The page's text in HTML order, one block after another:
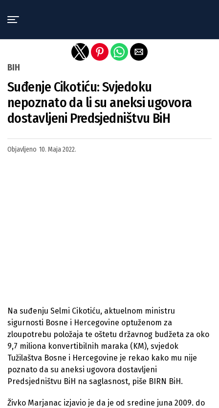
BIH
Suđenje Cikotiću: Svjedoku
nepoznato da li su aneksi ugovora
dostavljeni Predsjedništvu BiH
Objavljeno 10. Maja 2022.
Na suđenju Selmi Cikotiću, aktuelnom ministru
sigurnosti Bosne i Hercegovine optuženom za
zloupotrebu položaja te oštetu državnog budžeta za oko
9,7 miliona konvertibilnih maraka (KM), svjedok
Tužilaštva Bosne i Hercegovine je rekao kako mu nije
poznato da su aneksi ugovora dostavljeni
Predsjedništvu BiH na saglasnost, piše BIRN BiH.
Živko Marjanac izjavio je da je od sredine juna 2009. do